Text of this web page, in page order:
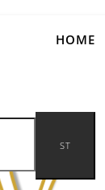
HOME